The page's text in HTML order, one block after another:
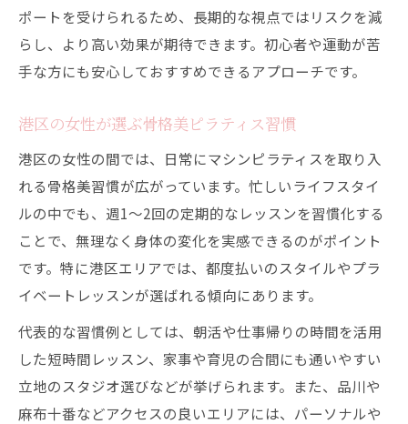
ポートを受けられるため、長期的な視点ではリスクを減
らし、より高い効果が期待できます。初心者や運動が苦
手な方にも安心しておすすめできるアプローチです。
港区の女性が選ぶ骨格美ピラティス習慣
港区の女性の間では、日常にマシンピラティスを取り入
れる骨格美習慣が広がっています。忙しいライフスタイ
ルの中でも、週1～2回の定期的なレッスンを習慣化する
ことで、無理なく身体の変化を実感できるのがポイント
です。特に港区エリアでは、都度払いのスタイルやプラ
イベートレッスンが選ばれる傾向にあります。
代表的な習慣例としては、朝活や仕事帰りの時間を活用
した短時間レッスン、家事や育児の合間にも通いやすい
立地のスタジオ選びなどが挙げられます。また、品川や
麻布十番などアクセスの良いエリアには、パーソナルや